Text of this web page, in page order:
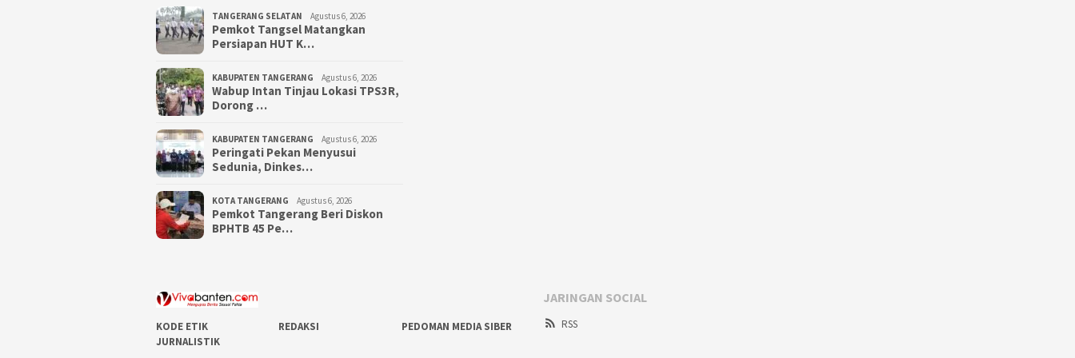
TANGERANG SELATAN Agustus 6, 2026
Pemkot Tangsel Matangkan
Persiapan HUT K…
KABUPATEN TANGERANG Agustus 6, 2026
Wabup Intan Tinjau Lokasi TPS3R,
Dorong …
KABUPATEN TANGERANG Agustus 6, 2026
Peringati Pekan Menyusui
Sedunia, Dinkes…
KOTA TANGERANG Agustus 6, 2026
Pemkot Tangerang Beri Diskon
BPHTB 45 Pe…
KODE ETIK
JURNALISTIK
REDAKSI PEDOMAN MEDIA SIBER
JARINGAN SOCIAL
RSS